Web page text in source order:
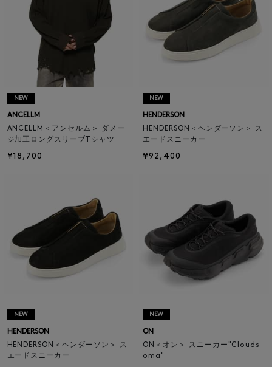
NEW
ANCELLM
ANCELLM＜アンセルム＞ ダメー
ジ加工ロングスリーブTシャツ
¥18,700
NEW
HENDERSON
HENDERSON＜ヘンダーソン＞ ス
エードスニーカー
¥92,400
NEW
HENDERSON
HENDERSON＜ヘンダーソン＞ ス
エードスニーカー
NEW
ON
ON＜オン＞ スニーカー"Clouds
oma"